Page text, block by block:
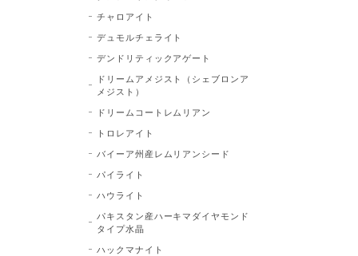
チャロアイト
デュモルチェライト
デンドリティックアゲート
ドリームアメジスト（シェブロンア
メジスト）
ドリームコートレムリアン
トロレアイト
バイーア州産レムリアンシード
パイライト
ハウライト
パキスタン産ハーキマダイヤモンド
タイプ水晶
ハックマナイト